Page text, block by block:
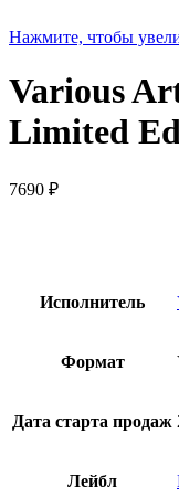
Нажмите, чтобы
Various
Limited
7690 ₽
Исполнитель
Формат
Дата старта продаж
Лейбл